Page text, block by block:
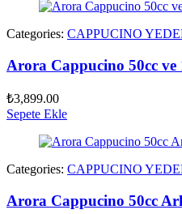
Categories: CAPPUCINO
Arora Cappucino 50cc
₺3,899.00
Sepete Ekle
Categories: CAPPUCINO
Arora Cappucino 50cc